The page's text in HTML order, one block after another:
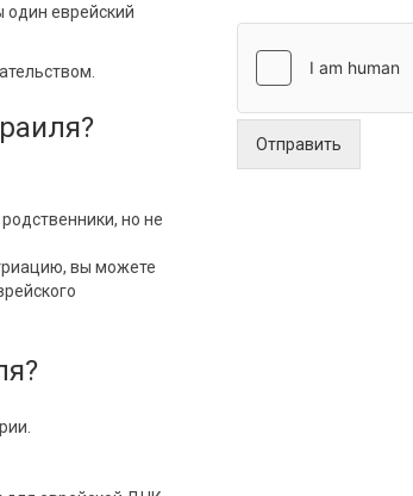
один еврейский
но не
вы можете
Отправить